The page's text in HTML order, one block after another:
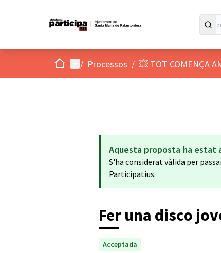
Inici Menú principal
/ Processos / 💥 TOT COMENÇA
Aquesta proposta ha estat
S'ha considerat vàlida per
Participatius.
Fer una disco
Acceptada